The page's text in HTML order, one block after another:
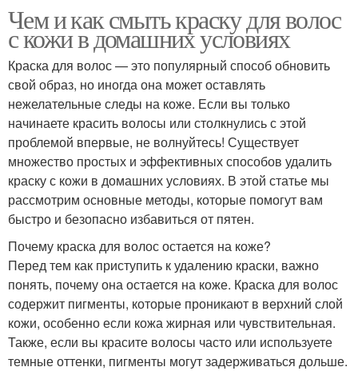
Чем и как смыть краску для волос
с кожи в домашних условиях
Краска для волос — это популярный способ обновить
свой образ, но иногда она может оставлять
нежелательные следы на коже. Если вы только
начинаете красить волосы или столкнулись с этой
проблемой впервые, не волнуйтесь! Существует
множество простых и эффективных способов удалить
краску с кожи в домашних условиях. В этой статье мы
рассмотрим основные методы, которые помогут вам
быстро и безопасно избавиться от пятен.
Почему краска для волос остается на коже?
Перед тем как приступить к удалению краски, важно
понять, почему она остается на коже. Краска для волос
содержит пигменты, которые проникают в верхний слой
кожи, особенно если кожа жирная или чувствительная.
Также, если вы красите волосы часто или используете
темные оттенки, пигменты могут задерживаться дольше.